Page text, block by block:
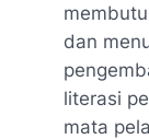
dan
literasi
mata